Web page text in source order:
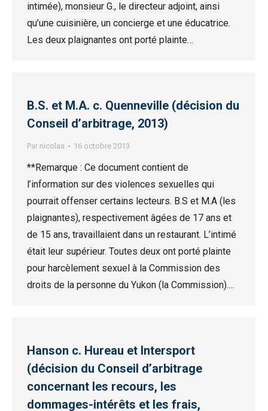
intimée), monsieur G., le directeur adjoint, ainsi
qu’une cuisinière, un concierge et une éducatrice.
Les deux plaignantes ont porté plainte…
B.S. et M.A. c. Quenneville (décision du
Conseil d’arbitrage, 2013)
Par nicolas 16 octobre 2013
**Remarque : Ce document contient de
l’information sur des violences sexuelles qui
pourrait offenser certains lecteurs. B.S et M.A (les
plaignantes), respectivement âgées de 17 ans et
de 15 ans, travaillaient dans un restaurant. L’intimé
était leur supérieur. Toutes deux ont porté plainte
pour harcèlement sexuel à la Commission des
droits de la personne du Yukon (la Commission).…
Hanson c. Hureau et Intersport
(décision du Conseil d’arbitrage
concernant les recours, les
dommages-intérêts et les frais,